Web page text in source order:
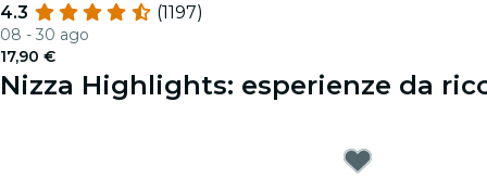
4.3
(1197)
08 - 30 ago
17,90 €
Nizza Highlights: esperienze da